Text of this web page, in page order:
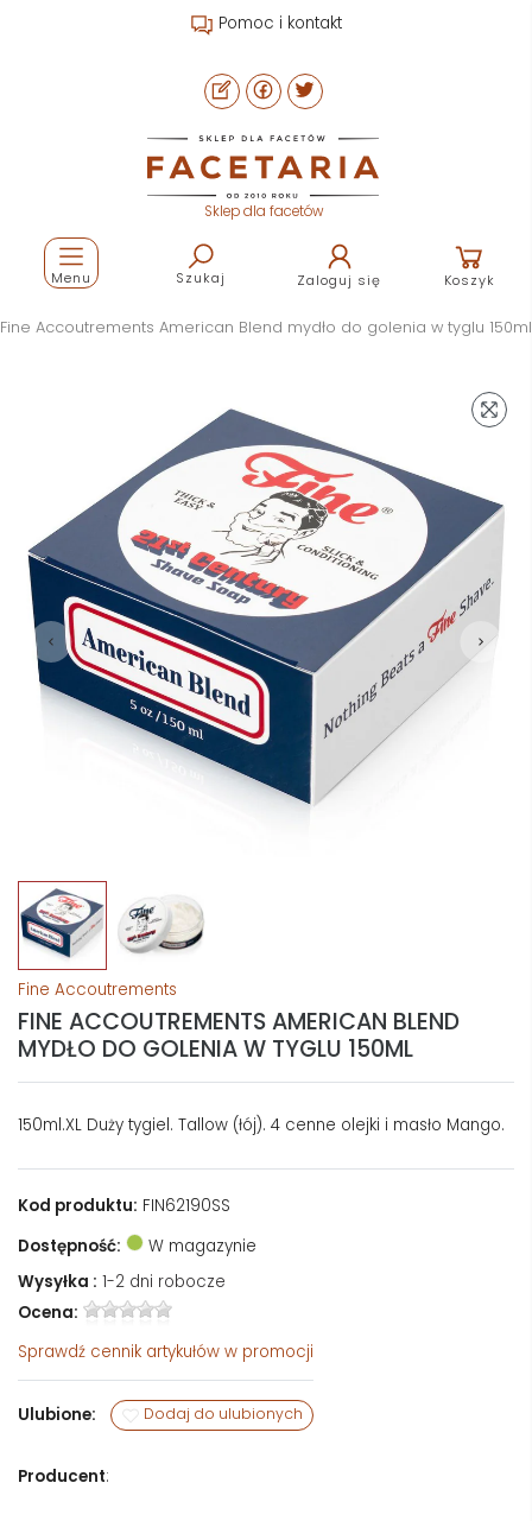
Pomoc i kontakt
Sklep dla facetów
Szukaj Zaloguj się Koszyk
Menu
Fine Accoutrements American Blend mydło do golenia w tyglu 150ml
Fine Accoutrements
FINE ACCOUTREMENTS AMERICAN BLEND
MYDŁO DO GOLENIA W TYGLU 150ML
150ml.XL Duży tygiel. Tallow (łój). 4 cenne olejki i masło Mango.
Kod produktu: FIN62190SS
Dostępność:
W magazynie
Wysyłka : 1-2 dni robocze
Ocena:
Sprawdź cennik artykułów w promocji
Ulubione: Dodaj do ulubionych
Producent: